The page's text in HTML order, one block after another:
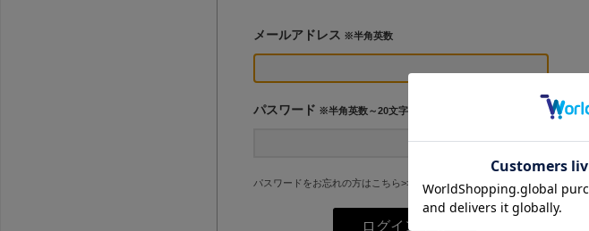
メールアドレス ※半角英数
パスワード ※半角英数～20文字
パスワードをお忘れの方はこちら>>